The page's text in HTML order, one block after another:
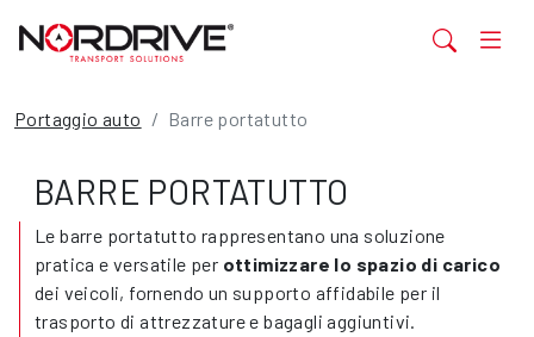
Portaggio auto Barre portatutto
BARRE PORTATUTTO
Le barre portatutto rappresentano una soluzione
pratica e versatile per ottimizzare lo spazio di carico
dei veicoli, fornendo un supporto affidabile per il
trasporto di attrezzature e bagagli aggiuntivi.